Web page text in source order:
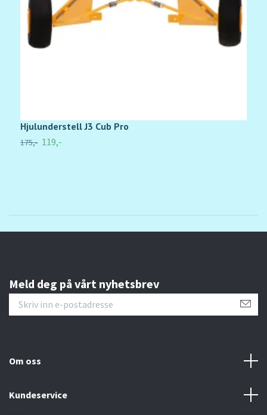
Hjulunderstell J3 Cub Pro
175,- 119,-
Meld deg på vårt nyhetsbrev
Om oss
Kundeservice